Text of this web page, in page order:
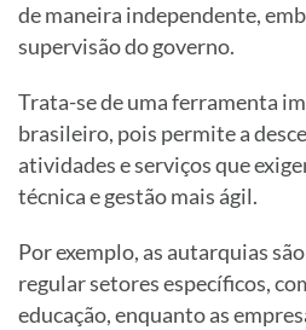
de maneira independente,
supervisão do governo.
Trata-se de uma ferramenta
brasileiro, pois permite a
atividades e serviços que
técnica e gestão mais ágil.
Por exemplo, as autarquias
regular setores específicos,
educação, enquanto as